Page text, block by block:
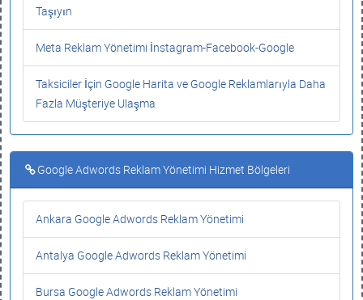
Taşıyın
Meta Reklam Yönetimi İnstagram-Facebook-Google
Taksiciler İçin Google Harita ve Google Reklamlarıyla Daha
Fazla Müşteriye Ulaşma
Google Adwords Reklam Yönetimi Hizmet Bölgeleri
Ankara Google Adwords Reklam Yönetimi
Antalya Google Adwords Reklam Yönetimi
Bursa Google Adwords Reklam Yönetimi